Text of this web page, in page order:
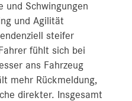
und Schwingungen
und Agilität
steifer
fühlt sich bei
ans Fahrzeug
mehr Rückmeldung,
direkter. Insgesamt